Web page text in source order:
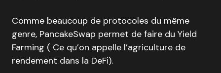
Comme beaucoup de protocoles du même
genre, PancakeSwap permet de faire du Yield
Farming ( Ce qu’on appelle l’agriculture de
rendement dans la DeFi).